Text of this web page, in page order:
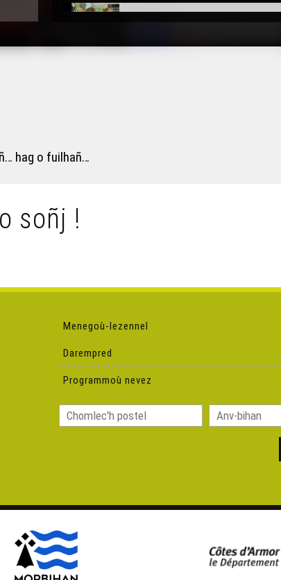
Ken Tuch' 250 – Koll boued
Ken Tuch' 256 – Gouren in love
Ken Tuch' 257 – Kof-ha-kof ha pok-ha-pok
Ken Tuch' 258 – Iwan zo o klask ur fulenn
Ken Tuch' 259 – Glas evel… daoulagad glas
hag o fuilhañ…
soñj !
Menegoù-lezennel
Darempred
Programmoù nevez